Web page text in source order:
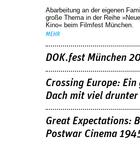
Abarbeitung an der eigenen
MEHR
DOK.fest München
Crossing Europe: Ein
Dach mit viel drunter